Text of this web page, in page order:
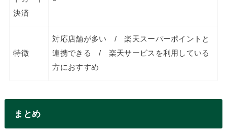
決済
特徴
対応店舗が多い / 楽天スーパーポイントと
連携できる / 楽天サービスを利用している
方におすすめ
まとめ